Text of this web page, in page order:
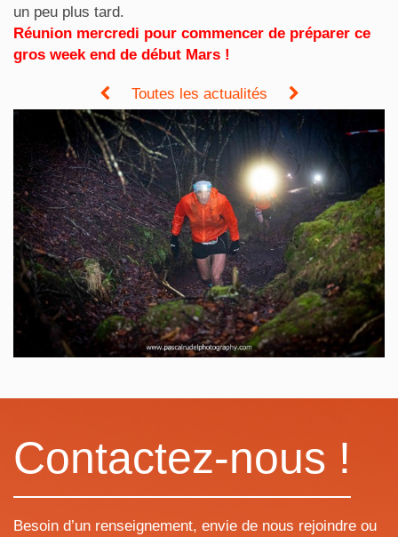
un peu plus tard.
Réunion mercredi pour commencer de préparer ce
gros week end de début Mars !
Toutes les actualités
Contactez-nous !
Besoin d’un renseignement, envie de nous rejoindre ou